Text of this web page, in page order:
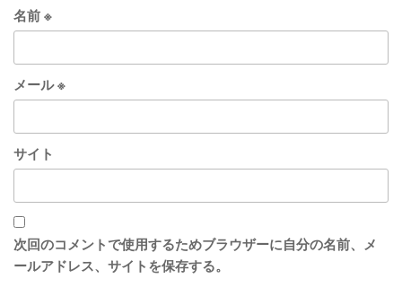
名前※
メール※
サイト
次回のコメントで使用するためブラウザーに自分の名前、メ
ールアドレス、サイトを保存する。